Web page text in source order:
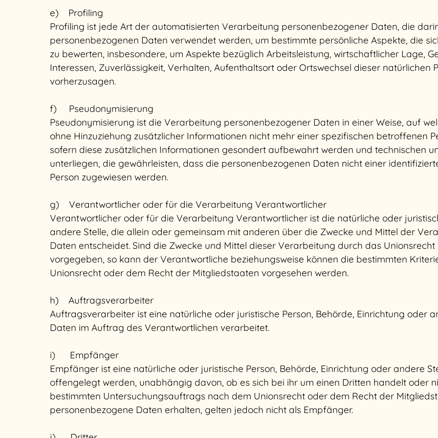
e) Profiling
Profiling ist jede Art der automatisierten Verarbeitung personenbezogener Daten, die
personenbezogenen Daten verwendet werden, um bestimmte persönliche Aspekte, die
zu bewerten, insbesondere, um Aspekte bezüglich Arbeitsleistung, wirtschaftlicher Lage,
Interessen, Zuverlässigkeit, Verhalten, Aufenthaltsort oder Ortswechsel dieser natürlichen
vorherzusagen.
f) Pseudonymisierung
Pseudonymisierung ist die Verarbeitung personenbezogener Daten in einer Weise, auf
ohne Hinzuziehung zusätzlicher Informationen nicht mehr einer spezifischen betroffenen
sofern diese zusätzlichen Informationen gesondert aufbewahrt werden und technischen
unterliegen, die gewährleisten, dass die personenbezogenen Daten nicht einer
Person zugewiesen werden.
g) Verantwortlicher oder für die Verarbeitung Verantwortlicher
Verantwortlicher oder für die Verarbeitung Verantwortlicher ist die natürliche oder
andere Stelle, die allein oder gemeinsam mit anderen über die Zwecke und Mittel der
Daten entscheidet. Sind die Zwecke und Mittel dieser Verarbeitung durch das
vorgegeben, so kann der Verantwortliche beziehungsweise können die bestimmten
Unionsrecht oder dem Recht der Mitgliedstaaten vorgesehen werden.
h) Auftragsverarbeiter
Auftragsverarbeiter ist eine natürliche oder juristische Person, Behörde, Einrichtung oder
Daten im Auftrag des Verantwortlichen verarbeitet.
i) Empfänger
Empfänger ist eine natürliche oder juristische Person, Behörde, Einrichtung oder andere
offengelegt werden, unabhängig davon, ob es sich bei ihr um einen Dritten handelt oder
bestimmten Untersuchungsauftrags nach dem Unionsrecht oder dem Recht der
personenbezogene Daten erhalten, gelten jedoch nicht als Empfänger.